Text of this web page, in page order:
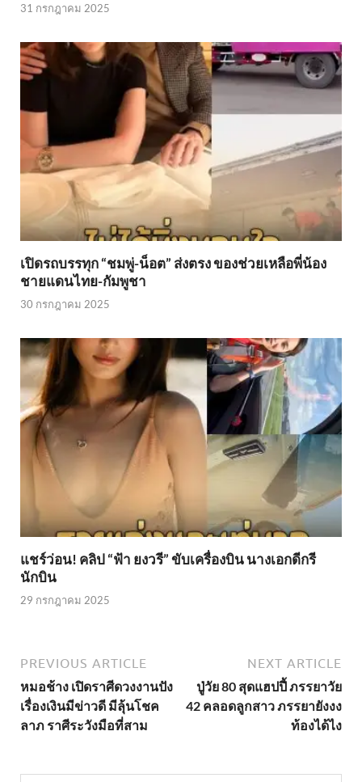
31 กรกฎาคม 2025
เปิดรถบรรทุก “ชมพู่-น็อต” ส่งตรง ของช่วยเหลือพี่น้อง
ชายแดนไทย-กัมพูชา
30 กรกฎาคม 2025
แชร์ว่อน! คลิป “ฟ้า ยงวรี” ขับเครื่องบิน นางเอกดีกรี
นักบิน
29 กรกฎาคม 2025
PREVIOUS ARTICLE
หมอช้าง เปิดราศีดวงงานปัง
เรื่องเงินมีข่าวดี มีลุ้นโชค
ลาภ ราศีระวังมือที่สาม
NEXT ARTICLE
ปู่วัย 80 สุดแฮปปี้ ภรรยาวัย
42 คลอดลูกสาว ภรรยายังงง
ท้องได้ไง